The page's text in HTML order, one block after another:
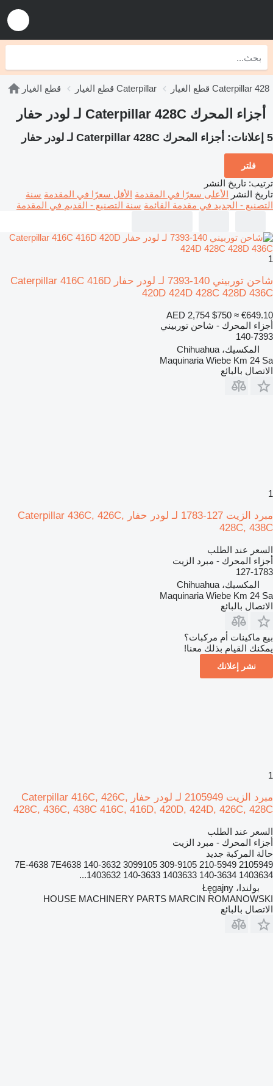
قطع الغيار قطع الغيار Caterpillar قطع الغيار Caterpillar 428
أجزاء المحرك Caterpillar 428C لـ لودر حفار
5 إعلانات: أجزاء المحرك Caterpillar 428C لـ لودر حفار
فلتر
ترتيب: تاريخ النشر
تاريخ النشر الأعلى سعرًا في المقدمة الأقل سعرًا في المقدمة سنة
التصنيع - الجديد في مقدمة القائمة سنة التصنيع - القديم في المقدمة
1
شاحن توربيني 140-7393 لـ لودر حفار Caterpillar 416C 416D
420D 424D 428C 428D 436C
AED 2,754 $750 ≈ €649.10
أجزاء المحرك - شاحن توربيني
140-7393
المكسيك، Chihuahua
Maquinaria Wiebe Km 24 Sa
الاتصال بالبائع
1
مبرد الزيت 127-1783 لـ لودر حفار Caterpillar 436C, 426C,
428C, 438C
السعر عند الطلب
أجزاء المحرك - مبرد الزيت
127-1783
المكسيك، Chihuahua
Maquinaria Wiebe Km 24 Sa
الاتصال بالبائع
بيع ماكينات أم مركبات؟
يمكنك القيام بذلك معنا!
نشر إعلانك
1
مبرد الزيت 2105949 لـ لودر حفار Caterpillar 416C, 426C,
428C, 436C, 438C 416C, 416D, 420D, 424D, 426C, 428C
السعر عند الطلب
أجزاء المحرك - مبرد الزيت
حالة المركبة جديد
2105949 210-5949 309-9105 3099105 7E-4638 7E4638 140-3632
1403632 140-3633 1403633 140-3634 1403634...
بولندا، Łęgajny
HOUSE MACHINERY PARTS MARCIN ROMANOWSKI
الاتصال بالبائع